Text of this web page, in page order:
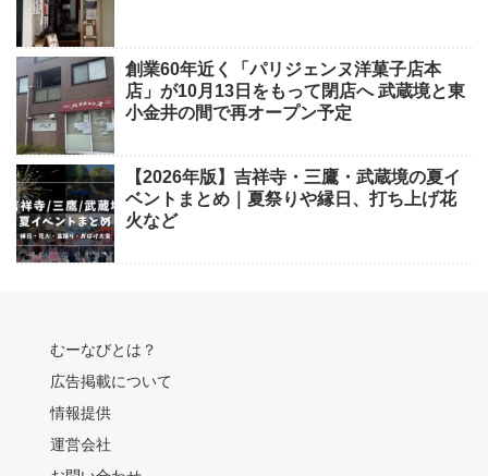
創業60年近く「パリジェンヌ洋菓子店本
店」が10月13日をもって閉店へ 武蔵境と東
小金井の間で再オープン予定
【2026年版】吉祥寺・三鷹・武蔵境の夏イ
ベントまとめ｜夏祭りや縁日、打ち上げ花
火など
むーなびとは？
広告掲載について
情報提供
運営会社